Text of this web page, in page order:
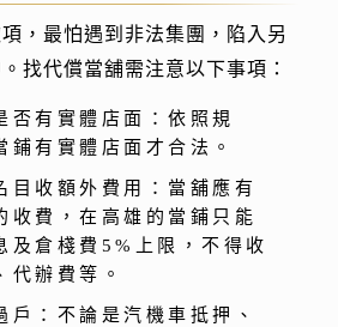
，最怕遇到非法集團，陷入另
找代償當舖需注意以下事項：
否有實體店面：依照規
鋪有實體店面才合法。
目收額外費用：當舖應有
收費，在高雄的當鋪只能
及倉棧費5%上限，不得收
代辦費等。
戶：不論是汽機車抵押、